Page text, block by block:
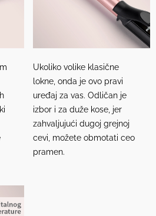
Ukoliko volike klasične
lokne, onda je ovo pravi
uređaj za vas. Odličan je
izbor i za duže kose, jer
zahvaljujući dugoj grejnoj
cevi, možete obmotati ceo
pramen.